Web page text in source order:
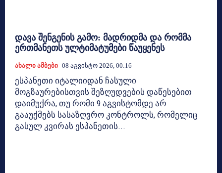
დავა შენგენის გამო: მადრიდმა და რომმა
ერთმანეთს ულტიმატუმები წაუყენეს
Ახალი Ამბები 08 Აგვისტო 2026, 00:16
ესპანეთი იტალიიდან ჩასული
მოგზაურებისთვის შეზღუდვების დაწესებით
დაიმუქრა, თუ რომი 9 აგვისტომდე არ
გააუქმებს სასაზღვრო კონტროლს, რომელიც
გასულ კვირას ესპანეთის...